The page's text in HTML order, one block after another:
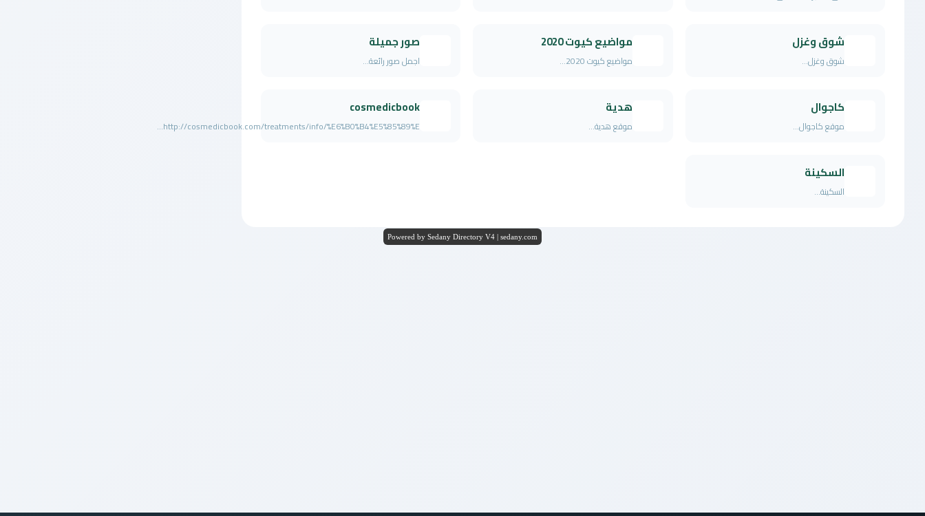
شوق وغزل
شوق وغزل...
مواضيع كيوت 2020
مواضيع كيوت 2020...
صور جميلة
اجمل صور رائعة...
كاجوال
موقع كاجوال...
هدية
موقع هدية...
cosmedicbook
http://cosmedicbook.com/treatments/info/%E6%B0%B4%E5%85%89%E...
السكينة
السكينة...
Powered by Sedany Directory V4 | sedany.com